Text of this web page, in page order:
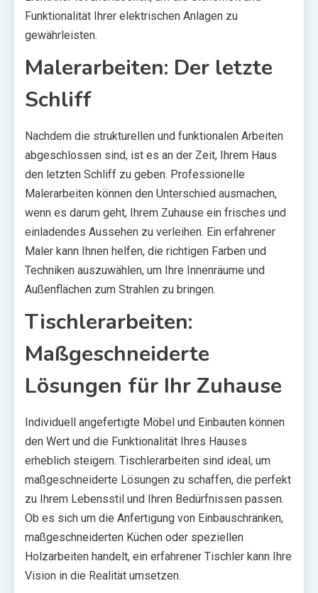
Funktionalität Ihrer elektrischen Anlagen zu
gewährleisten.
Malerarbeiten: Der letzte
Schliff
Nachdem die strukturellen und funktionalen Arbeiten
abgeschlossen sind, ist es an der Zeit, Ihrem Haus
den letzten Schliff zu geben. Professionelle
Malerarbeiten können den Unterschied ausmachen,
wenn es darum geht, Ihrem Zuhause ein frisches und
einladendes Aussehen zu verleihen. Ein erfahrener
Maler kann Ihnen helfen, die richtigen Farben und
Techniken auszuwählen, um Ihre Innenräume und
Außenflächen zum Strahlen zu bringen.
Tischlerarbeiten:
Maßgeschneiderte
Lösungen für Ihr Zuhause
Individuell angefertigte Möbel und Einbauten können
den Wert und die Funktionalität Ihres Hauses
erheblich steigern. Tischlerarbeiten sind ideal, um
maßgeschneiderte Lösungen zu schaffen, die perfekt
zu Ihrem Lebensstil und Ihren Bedürfnissen passen.
Ob es sich um die Anfertigung von Einbauschränken,
maßgeschneiderten Küchen oder speziellen
Holzarbeiten handelt, ein erfahrener Tischler kann Ihre
Vision in die Realität umsetzen.